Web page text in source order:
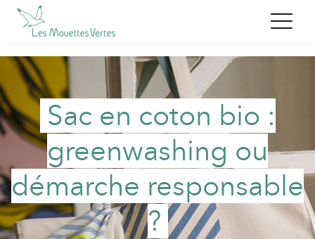
Sac en coton bio :
greenwashing ou
démarche responsable
?